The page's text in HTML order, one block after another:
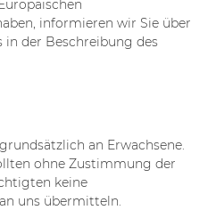
informieren wir Sie über
in der Beschreibung des
an Erwachsene.
ohne Zustimmung der
keine
uns übermitteln.